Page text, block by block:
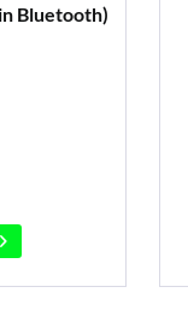
Bluetooth)